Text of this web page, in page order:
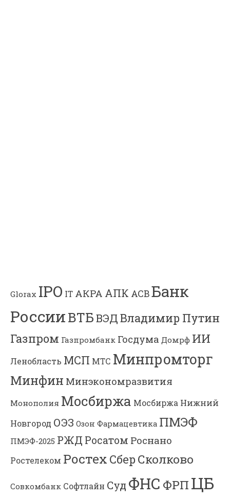
Glorax IPO IT АКРА АПК АСВБанк
РоссииВТБВЭДВладимир Путин
Газпром Газпромбанк Госдума Домрф ИИ
Ленобласть МСП МТС Минпромторг
Минфин Минэкономразвития
Монополия Мосбиржа Мосбиржа Нижний
Новгород ОЭЗ Озон Фармацевтика ПМЭФ
ПМЭФ-2025 РЖД Росатом Роснано
Ростелеком Ростех Сбер Сколково
Совкомбанк Софтлайн Суд ФНС ФРП ЦБ